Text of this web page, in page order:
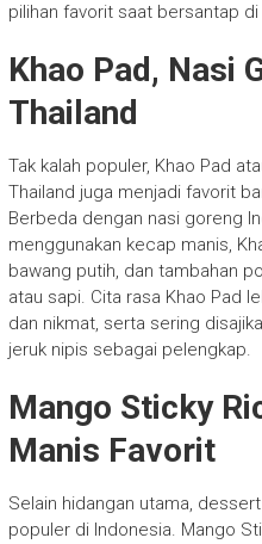
pilihan favorit saat bersantap
Khao Pad, Nasi
Thailand
Tak kalah populer, Khao Pad
Thailand juga menjadi favorit
Berbeda dengan nasi goreng
menggunakan kecap manis,
bawang putih, dan tambahan
atau sapi. Cita rasa Khao Pad
dan nikmat, serta sering
jeruk nipis sebagai pelengkap.
Mango Sticky
Manis Favorit
Selain hidangan utama,
populer di Indonesia. Mango